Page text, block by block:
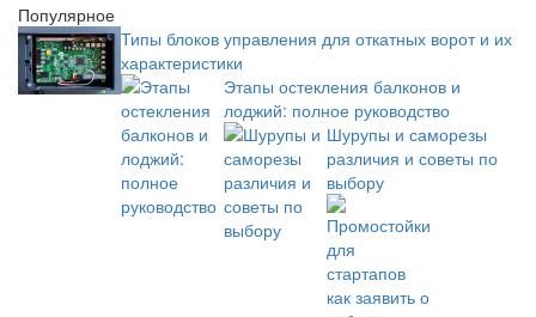
Популярное
Типы блоков управления для откатных ворот и их
характеристики
Этапы остекления балконов и
лоджий: полное руководство
Шурупы и саморезы
различия и советы по
выбору